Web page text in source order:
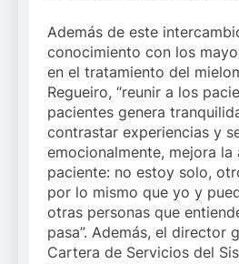
Además de este
conocimiento con los
en el tratamiento del
Regueiro, “reunir a los
pacientes genera
contrastar experiencias y
emocionalmente, mejora
paciente: no estoy solo,
por lo mismo que yo y
otras personas que
pasa”. Además, el director
Cartera de Servicios del